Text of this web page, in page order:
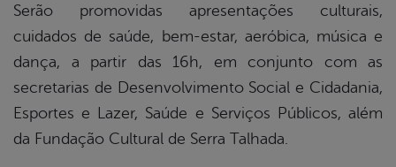
Serão promovidas apresentações culturais,
cuidados de saúde, bem-estar, aeróbica, música e
dança, a partir das 16h, em conjunto com as
secretarias de Desenvolvimento Social e Cidadania,
Esportes e Lazer, Saúde e Serviços Públicos, além
da Fundação Cultural de Serra Talhada.